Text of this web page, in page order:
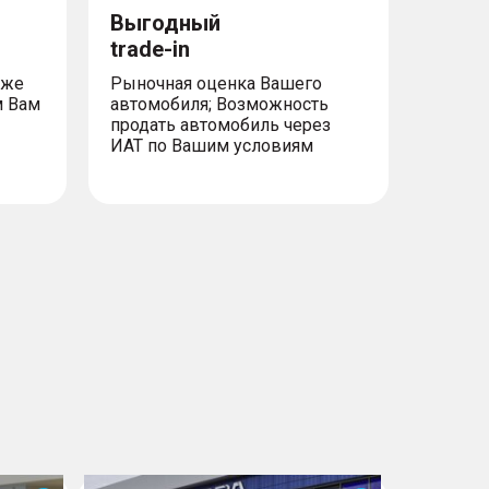
Вам
Выгодный
trade-in
Рыночная оценка Вашего
автомобиля; Возможность
продать автомобиль через
ИАТ по Вашим условиям